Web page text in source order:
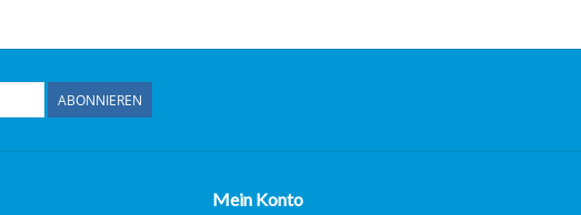
ABONNIEREN
Mein Konto